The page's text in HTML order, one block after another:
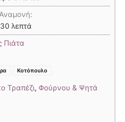
30 λεπτά
Πιάτα
Κοτόπουλο
Τραπέζι, Φούρνου & Ψητά